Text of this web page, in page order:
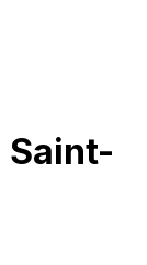
Saint-